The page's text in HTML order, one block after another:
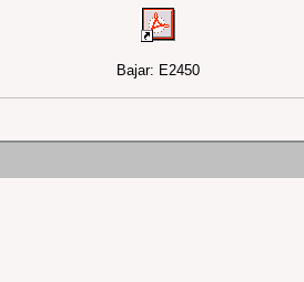
Bajar: E2450